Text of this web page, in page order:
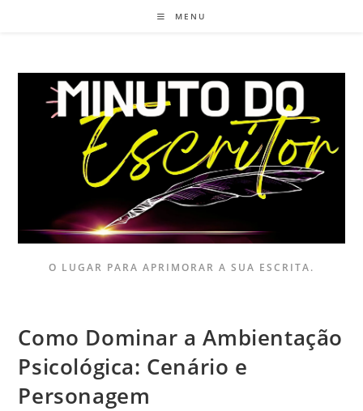
MENU
O LUGAR PARA APRIMORAR A SUA ESCRITA.
Como Dominar a Ambientação
Psicológica: Cenário e
Personagem